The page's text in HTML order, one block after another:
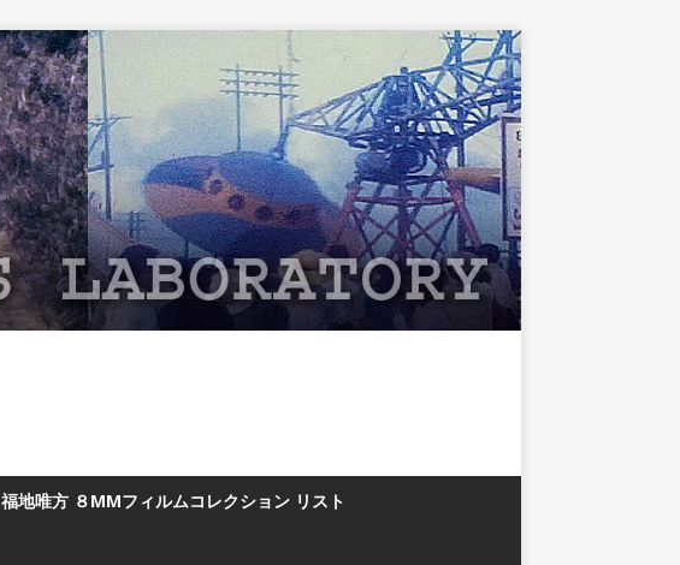
福地唯方 ８MMフィルムコレクション リスト